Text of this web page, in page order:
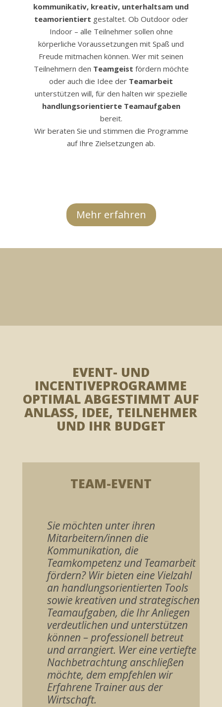
kommunikativ, kreativ, unterhaltsam und
teamorientiert gestaltet. Ob Outdoor oder
Indoor – alle Teilnehmer sollen ohne
körperliche Voraussetzungen mit Spaß und
Freude mitmachen können. Wer mit seinen
Teilnehmern den Teamgeist fördern möchte
oder auch die Idee der Teamarbeit
unterstützen will, für den halten wir spezielle
handlungsorientierte Teamaufgaben
bereit.
Wir beraten Sie und stimmen die Programme
auf Ihre Zielsetzungen ab.
Mehr erfahren
EVENT- UND
INCENTIVEPROGRAMME
OPTIMAL ABGESTIMMT AUF
ANLASS, IDEE, TEILNEHMER
UND IHR BUDGET
TEAM-EVENT
Sie möchten unter ihren
Mitarbeitern/innen die
Kommunikation, die
Teamkompetenz und Teamarbeit
fördern? Wir bieten eine Vielzahl
an handlungsorientierten Tools
sowie kreativen und strategischen
Teamaufgaben, die Ihr Anliegen
verdeutlichen und unterstützen
können – professionell betreut
und arrangiert. Wer eine vertiefte
Nachbetrachtung anschließen
möchte, dem empfehlen wir
Erfahrene Trainer aus der
Wirtschaft.